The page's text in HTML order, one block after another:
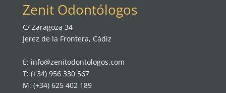
Zenit Odontólogos
C/ Zaragoza 34
Jerez de la Frontera, Cádiz
E: info@zenitodontologos.com
T: (+34) 956 330 567
M: (+34) 625 402 189